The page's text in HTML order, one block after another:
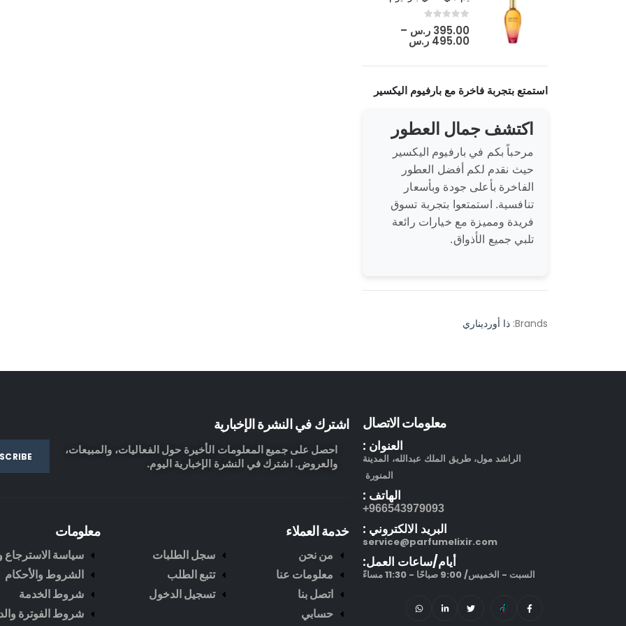
0
out of 5
395.00 ر.س –
495.00 ر.س
استمتع بتجربة فاخرة مع بارفيوم اليكسير
اكتشف جمال العطور
مرحباً بكم في بارفيوم اليكسير
حيث نقدم لكم أفضل العطور
الفاخرة بأعلى جودة وبأسعار
تنافسية. استمتعوا بتجربة تسوق
فريدة ومميزة مع خيارات رائعة
تلبي جميع الأذواق.
Brands: ذا أورديناري
معلومات الاتصال
العنوان :
الراشد مول، طريق الملك عبدالله، المدينة
المنورة
الهاتف :
966543979093+
البريد الالكتروني :
service@parfumelixir.com
أيام/ساعات العمل:
السبت - الخميس/ 9:00 صباحًا - 11:30 مساءً
اشترك في النشرة الإخبارية
احصل على جميع المعلومات الأخيرة حول الفعاليات، والمبيعات،
والعروض. اشترك في النشرة الإخبارية اليوم.
خدمة العملاء
من نحن
معلومات عنا
اتصل بنا
حسابي
سجل الطلبات
تتبع الطلب
تسجيل الدخول
معلومات
سياسة الاسترجاع
الشروط والأحكام
شروط الخدمة
شروط الفوترة